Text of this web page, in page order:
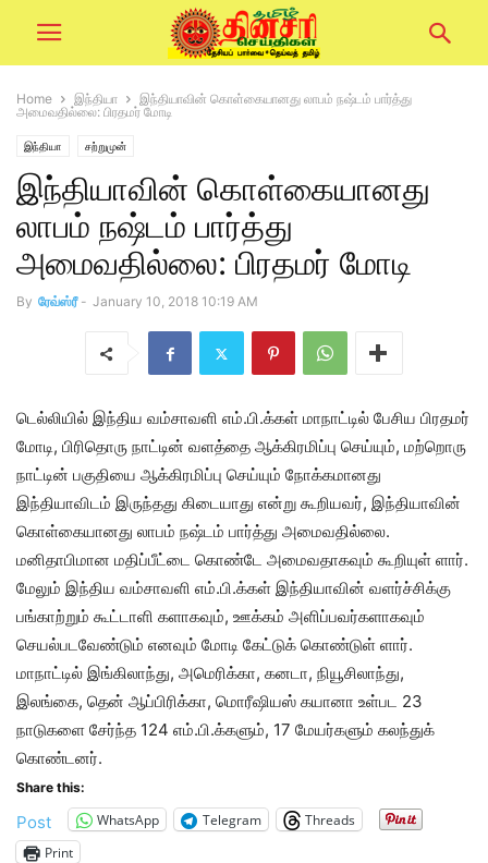
Home இந்தியா
இந்தியாவின் கொள்கையானது லாபம் நஷ்டம் பார்த்து
அமைவதில்லை: பிரதமர் மோடி
இந்தியா சற்றுமுன்
இந்தியாவின் கொள்கையானது
லாபம் நஷ்டம் பார்த்து
அமைவதில்லை: பிரதமர் மோடி
By ரேவ்ஸ்ரீ - January 10, 2018 10:19 AM
டெல்லியில் இந்திய வம்சாவளி எம்.பி.க்கள் மாநாட்டில் பேசிய பிரதமர்
மோடி, பிரிதொரு நாட்டின் வளத்தை ஆக்கிரமிப்பு செய்யும், மற்றொரு
நாட்டின் பகுதியை ஆக்கிரமிப்பு செய்யும் நோக்கமானது
இந்தியாவிடம் இருந்தது கிடையாது என்று கூறியவர், இந்தியாவின்
கொள்கையானது லாபம் நஷ்டம் பார்த்து அமைவதில்லை.
மனிதாபிமான மதிப்பீட்டை கொண்டே அமைவதாகவும் கூறியுள் ளார்.
மேலும் இந்திய வம்சாவளி எம்.பி.க்கள் இந்தியாவின் வளர்ச்சிக்கு
பங்காற்றும் கூட்டாளி களாகவும், ஊக்கம் அளிப்பவர்களாகவும்
செயல்படவேண்டும் எனவும் மோடி கேட்டுக் கொண்டுள் ளார்.
மாநாட்டில் இங்கிலாந்து, அமெரிக்கா, கனடா, நியூசிலாந்து,
இலங்கை, தென் ஆப்பிரிக்கா, மொரீஷியஸ் கயானா உள்பட 23
நாடுகளை சேர்ந்த 124 எம்.பி.க்களும், 17 மேயர்களும் கலந்துக்
கொண்டனர்.
Share this:
Post WhatsApp Telegram
Threads
Print